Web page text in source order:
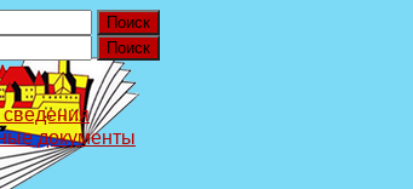
документы